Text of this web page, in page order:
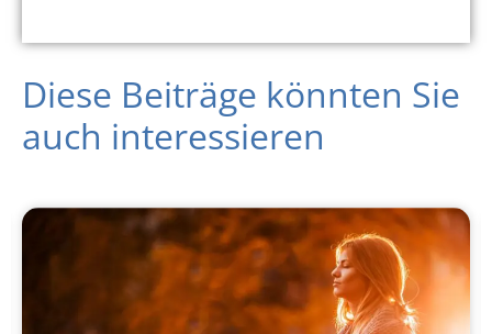
Diese Beiträge könnten Sie
auch interessieren